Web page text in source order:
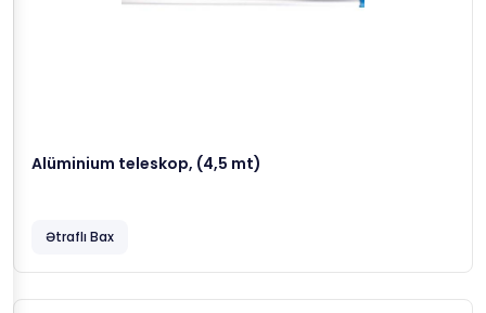
Alüminium teleskop, (4,5 mt)
Ətraflı Bax